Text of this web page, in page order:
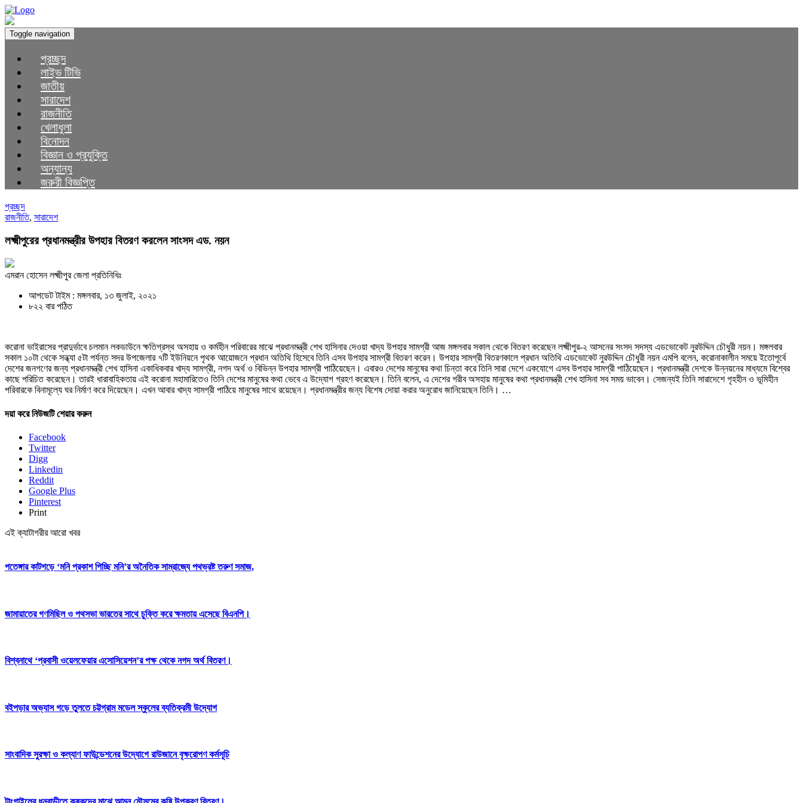
Toggle navigation
প্রচ্ছদ
লাইভ টিভি
জাতীয়
সারাদেশ
রাজনীতি
খেলাধুলা
বিনোদন
বিজ্ঞান ও প্রযুক্তি
অন্যান্য
জরুরী বিজ্ঞপ্তি
প্রচ্ছদ
রাজনীতি, সারাদেশ
লক্ষ্মীপুরের প্রধানমন্ত্রীর উপহার বিতরণ করলেন সাংসদ এড. নয়ন
এমরান হোসেন লক্ষ্মীপুর জেলা প্রতিনিধিঃ
আপডেট টাইম : মঙ্গলবার, ১৩ জুলাই, ২০২১
৮২২ বার পঠিত
করোনা ভাইরাসের প্রাদুর্ভাবে চলমান লকডাউনে ক্ষতিগ্রস্থ অসহায় ও কর্মহীন পরিবারের মাঝে প্রধানমন্ত্রী শেখ হাসিনার দেওয়া খাদ্য উপহার সামগ্রী আজ মঙ্গলবার সকাল থেকে বিতরণ করেছেন লক্ষ্মীপুর-২ আসনের সংসদ সদস্য এডভোকেট নুরউদ্দিন চৌধুরী নয়ন। মঙ্গলবার
সকাল ১০টা থেকে সন্ধ্যা ৫টা পর্যন্ত সদর উপজেলার ৭টি ইউনিয়নে পৃথক আয়োজনে প্রধান অতিথি হিসেবে তিনি এসব উপহার সামগ্রী বিতরণ করেন। উপহার সামগ্রী বিতরণকালে প্রধান অতিথি এডভোকেট নুরউদ্দিন চৌধুরী নয়ন এমপি বলেন, করোনাকালীন সময়ে ইতোপূর্বে
দেশের জনগণের জন্য প্রধানমন্ত্রী শেখ হাসিনা একাধিকবার খাদ্য সামগ্রী, নগদ অর্থ ও বিভিন্ন উপহার সামগ্রী পাঠিয়েছেন। এবারও দেশের মানুষের কথা চিন্তা করে তিনি সারা দেশে একযোগে এসব উপহার সামগ্রী পাঠিয়েছেন। প্রধানমন্ত্রী দেশকে উন্নয়নের মাধ্যমে বিশ্বের
কাছে পরিচিত করেছেন। তারই ধারাবাহিকতায় এই করোনা মহামারিতেও তিনি দেশের মানুষের কথা ভেবে এ উদ্যোগ গ্রহণ করেছেন। তিনি বলেন, এ দেশের গরীব অসহায় মানুষের কথা প্রধানমন্ত্রী শেখ হাসিনা সব সময় ভাবেন। সেজন্যই তিনি সারাদেশে গৃহহীন ও ভূমিহীন
পরিবারকে বিনামূল্যে ঘর নির্মাণ করে দিয়েছেন। এখন আবার খাদ্য সামগ্রী পাঠিয়ে মানুষের সাথে রয়েছেন। প্রধানমন্ত্রীর জন্য বিশেষ দোয়া করার অনুরোধ জানিয়েছেন তিনি। …
দয়া করে নিউজটি শেয়ার করুন
Facebook
Twitter
Digg
Linkedin
Reddit
Google Plus
Pinterest
Print
এই ক্যাটাগরীর আরো খবর
পতেঙ্গার কাটগড়ে ‘মনি প্রকাশ পিচ্ছি মনি’র অনৈতিক সাম্রাজ্যে পথভ্রষ্ট তরুণ সমাজ,
জামায়াতের গণমিছিল ও পথসভা ভারতের সাথে চুক্তি করে ক্ষমতায় এসেছে বিএনপি।
বিশ্বনাথে ‘প্রবাসী ওয়েলফেয়ার এসোসিয়েশন’র পক্ষ থেকে নগদ অর্থ বিতরণ।
বইপড়ার অভ্যাস গড়ে তুলতে চট্টগ্রাম মডেল স্কুলের ব্যতিক্রমী উদ্যোগ
সাংবাদিক সুরক্ষা ও কল্যাণ ফাউন্ডেশনের উদ্যোগে রাউজানে বৃক্ষরোপণ কর্মসূচি